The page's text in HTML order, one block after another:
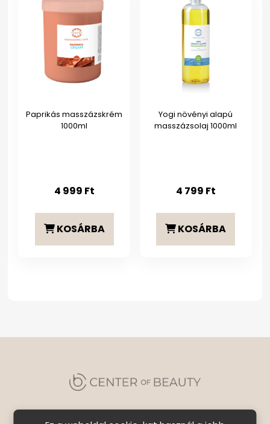
Paprikás masszázskrém
1000ml
4 999 Ft
KOSÁRBA
Yogi növényi alapú
masszázsolaj 1000ml
4 799 Ft
KOSÁRBA